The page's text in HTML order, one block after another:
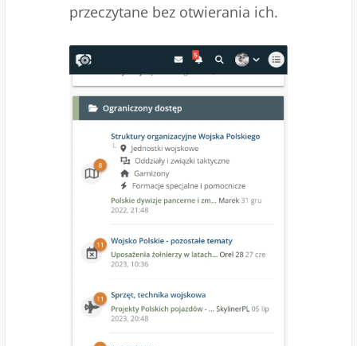
przeczytane bez otwierania ich.